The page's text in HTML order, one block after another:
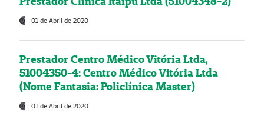
01 de Abril de 2020
Prestador Centro Médico Vitória Ltda,
51004350-4: Centro Médico Vitória Ltda
(Nome Fantasia: Policlínica Master)
01 de Abril de 2020